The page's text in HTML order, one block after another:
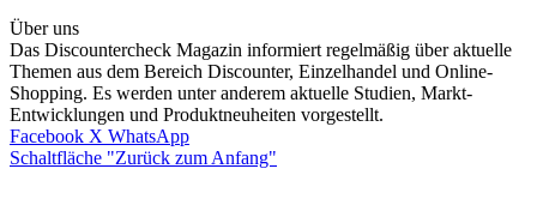
Über uns
Das Discountercheck Magazin informiert regelmäßig über aktuelle
Themen aus dem Bereich Discounter, Einzelhandel und Online-
Shopping. Es werden unter anderem aktuelle Studien, Markt-
Entwicklungen und Produktneuheiten vorgestellt.
Facebook X WhatsApp
Schaltfläche "Zurück zum Anfang"